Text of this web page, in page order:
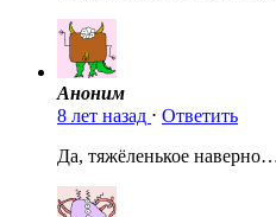
Аноним
8 лет назад ⋅ Ответить
Да, тяжёленькое